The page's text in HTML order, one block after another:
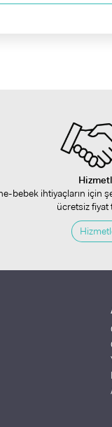
bebek ihtiyaçların için
ücretsiz fiyat